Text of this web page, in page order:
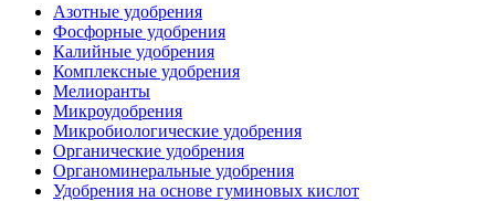
Азотные удобрения
Фосфорные удобрения
Калийные удобрения
Комплексные удобрения
Мелиоранты
Микроудобрения
Микробиологические удобрения
Органические удобрения
Органоминеральные удобрения
Удобрения на основе гуминовых кислот